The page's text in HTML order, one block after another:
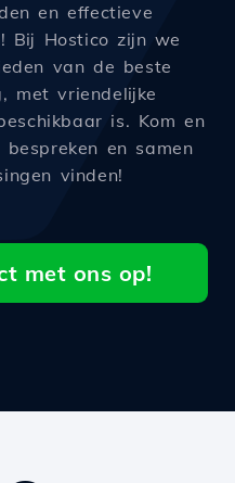
en effectieve
Bij Hostico zijn we
van de beste
met vriendelijke
is. Kom en
en samen
vinden!
met ons op!